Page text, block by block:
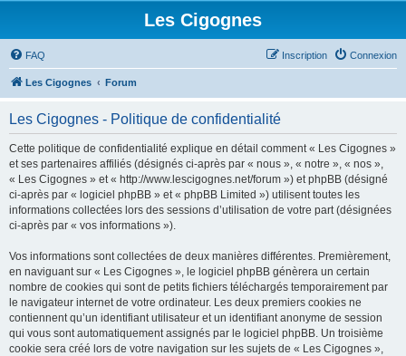
Les Cigognes
FAQ Connexion
Inscription
Les Cigognes Forum
Les Cigognes - Politique de confidentialité
Cette politique de confidentialité explique en détail comment « Les Cigognes »
et ses partenaires affiliés (désignés ci-après par « nous », « notre », « nos »,
« Les Cigognes » et « http://www.lescigognes.net/forum ») et phpBB (désigné
ci-après par « logiciel phpBB » et « phpBB Limited ») utilisent toutes les
informations collectées lors des sessions d’utilisation de votre part (désignées
ci-après par « vos informations »).
Vos informations sont collectées de deux manières différentes. Premièrement,
en naviguant sur « Les Cigognes », le logiciel phpBB génèrera un certain
nombre de cookies qui sont de petits fichiers téléchargés temporairement par
le navigateur internet de votre ordinateur. Les deux premiers cookies ne
contiennent qu’un identifiant utilisateur et un identifiant anonyme de session
qui vous sont automatiquement assignés par le logiciel phpBB. Un troisième
cookie sera créé lors de votre navigation sur les sujets de « Les Cigognes »,